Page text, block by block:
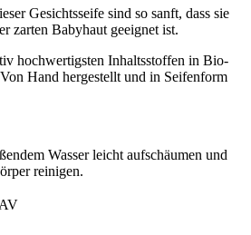
Gesichtsseife sind so sanft, dass sie
zarten Babyhaut geeignet ist.
hochwertigsten Inhaltsstoffen in Bio-
Hand hergestellt und in Seifenform
Wasser leicht aufschäumen und
reinigen.